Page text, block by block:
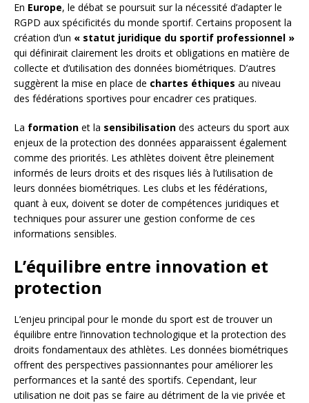
En Europe, le débat se poursuit sur la nécessité d’adapter le
RGPD aux spécificités du monde sportif. Certains proposent la
création d’un « statut juridique du sportif professionnel »
qui définirait clairement les droits et obligations en matière de
collecte et d’utilisation des données biométriques. D’autres
suggèrent la mise en place de chartes éthiques au niveau
des fédérations sportives pour encadrer ces pratiques.
La formation et la sensibilisation des acteurs du sport aux
enjeux de la protection des données apparaissent également
comme des priorités. Les athlètes doivent être pleinement
informés de leurs droits et des risques liés à l’utilisation de
leurs données biométriques. Les clubs et les fédérations,
quant à eux, doivent se doter de compétences juridiques et
techniques pour assurer une gestion conforme de ces
informations sensibles.
L’équilibre entre innovation et
protection
L’enjeu principal pour le monde du sport est de trouver un
équilibre entre l’innovation technologique et la protection des
droits fondamentaux des athlètes. Les données biométriques
offrent des perspectives passionnantes pour améliorer les
performances et la santé des sportifs. Cependant, leur
utilisation ne doit pas se faire au détriment de la vie privée et